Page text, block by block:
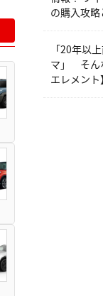
の購入攻
「20年以
マ」 そん
エレメン